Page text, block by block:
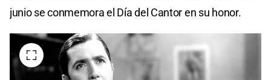
junio se conmemora el Día del Cantor en su honor.